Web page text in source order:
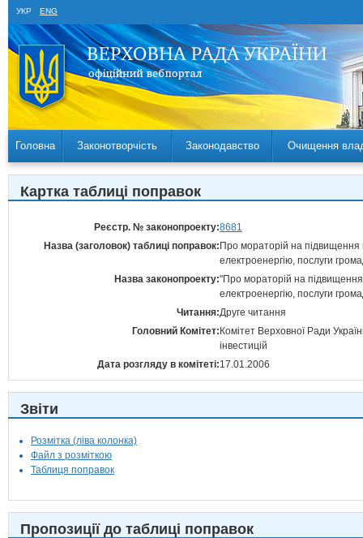
УКР ENG
Головна Законотворчість Законодавство Очищення
Картка таблиці поправок
Реєстр. № законопроекту:8681
Назва (заголовок) таблиці поправок: Про мораторій на підвищення
електроенергію, послуги
Назва законопроекту:"Про мораторій на підвищення
електроенергію, послуги
Читання:Друге читання
Головний Комітет: Комітет Верховної Ради
інвестицій
Дата розгляду в комітеті:17.01.2006
Звіти
Розмітка (ліва колонка)
Файл з розміткою
Таблиця поправок
Пропозиції до таблиці поправок